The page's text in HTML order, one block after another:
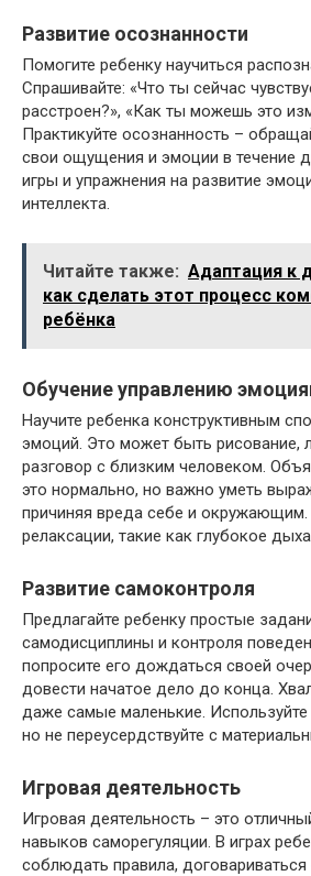
Развитие осознанности
Помогите ребенку научиться
Спрашивайте: «Что ты сейчас
расстроен?», «Как ты можешь это
Практикуйте осознанность –
свои ощущения и эмоции в течение
игры и упражнения на развитие
интеллекта.
Читайте также: Адаптация к
как сделать этот процесс
ребёнка
Обучение управлению
Научите ребенка конструктивным
эмоций. Это может быть рисование,
разговор с близким человеком.
это нормально, но важно уметь
причиняя вреда себе и окружающим.
релаксации, такие как глубокое
Развитие самоконтроля
Предлагайте ребенку простые
самодисциплины и контроля
попросите его дождаться своей
довести начатое дело до конца.
даже самые маленькие.
но не переусердствуйте с
Игровая деятельность
Игровая деятельность – это
навыков саморегуляции. В играх
соблюдать правила, договариваться